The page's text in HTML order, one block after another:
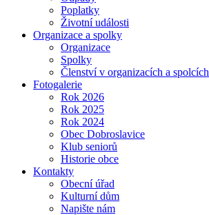
Poplatky
Životní události
Organizace a spolky
Organizace
Spolky
Členství v organizacích a spolcích
Fotogalerie
Rok 2026
Rok 2025
Rok 2024
Obec Dobroslavice
Klub seniorů
Historie obce
Kontakty
Obecní úřad
Kulturní dům
Napište nám